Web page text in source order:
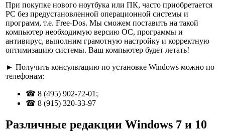
При покупке нового ноутбука или ПК, часто приобретается
PC без предустановленной операционной системы и
программ, т.е. Free-Dos. Мы сможем поставить на такой
компьютер необходимую версию ОС, программы и
антивирус, выполним грамотную настройку и корректную
оптимизацию системы. Ваш компьютер будет летать!
► Получить консультацию по установке Windows можно по
телефонам:
☎ 8 (495) 902-72-01;
☎ 8 (915) 320-33-97
Различные редакции Windows 7 и 10